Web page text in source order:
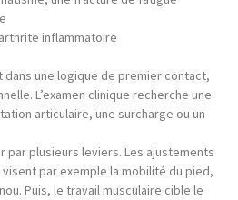
inflammatoire
dans une logique de premier contact,
L’examen clinique recherche une
articulaire, une surcharge ou un
par plusieurs leviers. Les ajustements
par exemple la mobilité du pied,
Puis, le travail musculaire cible le